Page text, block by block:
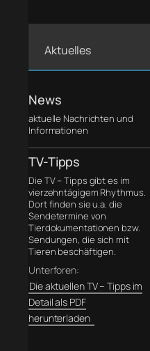
Aktuelles
News
aktuelle Nachrichten und
Informationen
TV-Tipps
Die TV – Tipps gibt es im
vierzehntägigem Rhythmus.
Dort finden sie u.a. die
Sendetermine von
Tierdokumentationen bzw.
Sendungen, die sich mit
Tieren beschäftigen.
Unterforen:
Die aktuellen TV – Tipps im
Detail als PDF
herunterladen